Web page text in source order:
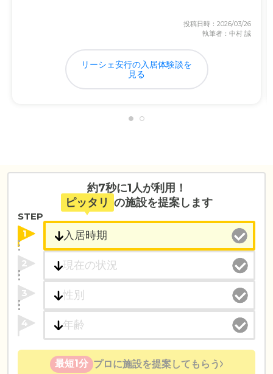
投稿日時：2026/03/26
執筆者：中村 誠
リーシェ安行の入居体験談を
見る
約7秒に1人が利用！
ピッタリ の施設を提案します
STEP
1
2
3
4
最短1分 プロに施設を提案してもらう